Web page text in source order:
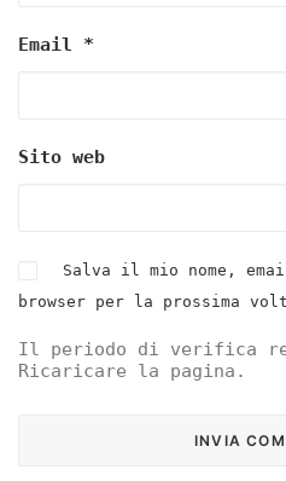
Email *
Sito web
Salva il mio nome,
browser per la prossima
Il periodo di verifica
Ricaricare la pagina.